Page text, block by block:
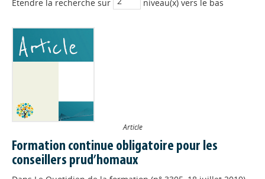
Etendre la recherche sur niveau(x) vers le bas
Article
Formation continue obligatoire pour les
conseillers prud’homaux